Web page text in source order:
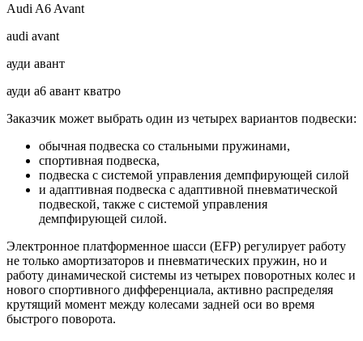
Audi A6 Avant
audi avant
ауди авант
ауди а6 авант кватро
Заказчик может выбрать один из четырех вариантов подвески:
обычная подвеска со стальными пружинами,
спортивная подвеска,
подвеска с системой управления демпфирующей силой
и адаптивная подвеска с адаптивной пневматической
подвеской, также с системой управления
демпфирующей силой.
Электронное платформенное шасси (EFP) регулирует работу
не только амортизаторов и пневматических пружин, но и
работу динамической системы из четырех поворотных колес и
нового спортивного дифференциала, активно распределяя
крутящий момент между колесами задней оси во время
быстрого поворота.